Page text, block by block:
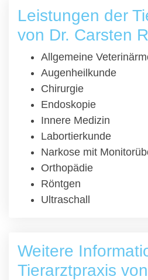
Leistungen der
von Dr. Carsten
Allgemeine
Augenheilkunde
Chirurgie
Endoskopie
Innere Medizin
Labortierkunde
Narkose mit
Orthopädie
Röntgen
Ultraschall
Weitere
Tierarztpraxis